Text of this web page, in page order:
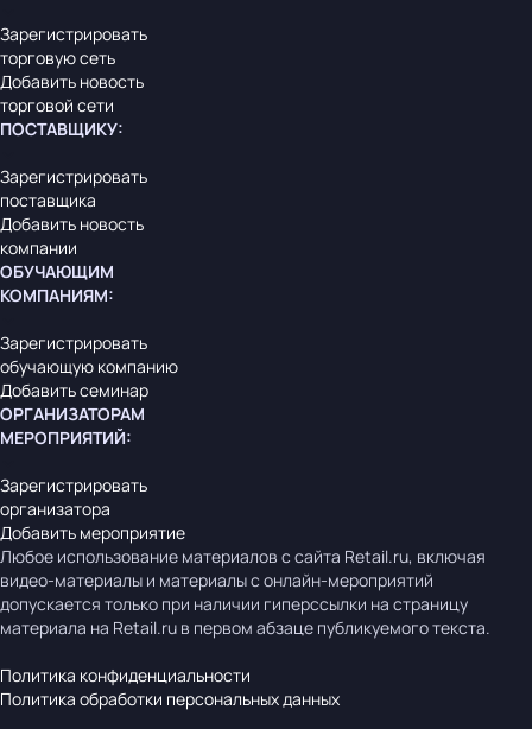
Зарегистрировать
торговую сеть
Добавить новость
торговой сети
ПОСТАВЩИКУ:
Зарегистрировать
поставщика
Добавить новость
компании
ОБУЧАЮЩИМ
КОМПАНИЯМ:
Зарегистрировать
обучающую компанию
Добавить семинар
ОРГАНИЗАТОРАМ
МЕРОПРИЯТИЙ:
Зарегистрировать
организатора
Добавить мероприятие
Любое использование материалов с сайта Retail.ru, включая
видео-материалы и материалы с онлайн-мероприятий
допускается только при наличии гиперссылки на страницу
материала на Retail.ru в первом абзаце публикуемого текста.
Политика конфиденциальности
Политика обработки персональных данных